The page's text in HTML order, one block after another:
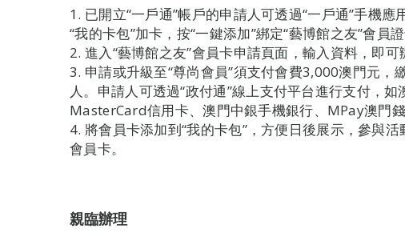
1. 已開立“一戶通”帳戶的申請人可透過“一戶通”手機
“我的卡包”加卡，按“一鍵添加”綁定“藝博館之友”會員證
2. 進入“藝博館之友”會員卡申請頁面，輸入資料，即
3. 申請或升級至“尊尚會員”須支付會費3,000澳門元，
人。申請人可透過“政付通”線上支付平台進行支付，
MasterCard信用卡、澳門中銀手機銀行、MPay澳門
4. 將會員卡添加到“我的卡包”，方便日後展示，參與
會員卡。
親臨辦理